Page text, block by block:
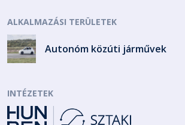
ALKALMAZÁSI TERÜLETEK
Autonóm közúti járművek
INTÉZETEK